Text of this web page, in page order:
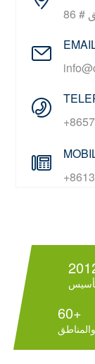
60+